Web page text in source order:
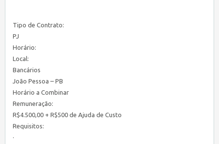
Tipo de Contrato:
PJ
Horário:
Local:
Bancários
João Pessoa – PB
Horário a Combinar
Remuneração:
R$4.500,00 + R$500 de Ajuda de Custo
Requisitos:
·